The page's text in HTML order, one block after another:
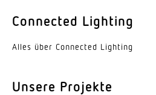
Farbe
Aluminium
Connected Lighting
Alles über Connected Lighting
Unsere Projekte